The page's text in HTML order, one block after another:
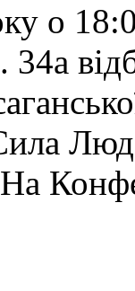
о
34а